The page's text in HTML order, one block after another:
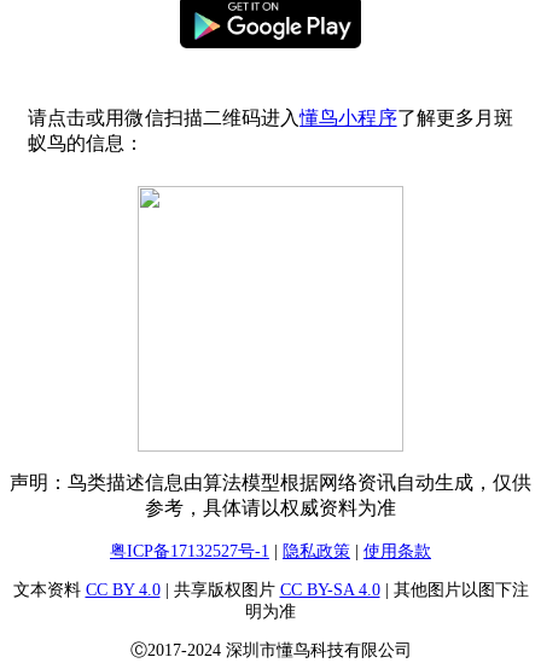
请点击或用微信扫描二维码进入懂鸟小程序了解更多月斑
蚁鸟的信息：
声明：鸟类描述信息由算法模型根据网络资讯自动生成，仅供
参考，具体请以权威资料为准
粤ICP备17132527号-1 隐私政策 使用条款
文本资料 CC BY 4.0| 共享版权图片 CC BY-SA 4.0| 其他图片以图下注
明为准
Ⓒ2017-2024 深圳市懂鸟科技有限公司